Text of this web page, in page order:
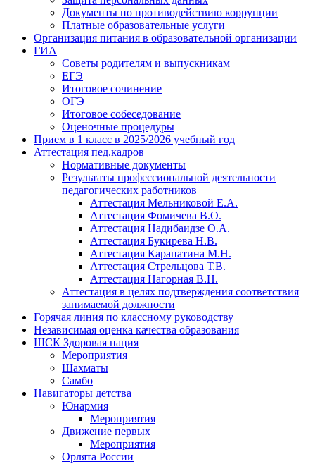
Документы по противодействию коррупции
Платные образовательные услуги
Организация питания в образовательной организации
ГИА
Советы родителям и выпускникам
ЕГЭ
Итоговое сочинение
ОГЭ
Итоговое собеседование
Оценочные процедуры
Прием в 1 класс в 2025/2026 учебный год
Аттестация пед.кадров
Нормативные документы
Результаты профессиональной деятельности
педагогических работников
Аттестация Мельниковой Е.А.
Аттестация Фомичева В.О.
Аттестация Надибаидзе О.А.
Аттестация Букирева Н.В.
Аттестация Карапатина М.Н.
Аттестация Стрельцова Т.В.
Аттестация Нагорная В.Н.
Аттестация в целях подтверждения соответствия
занимаемой должности
Горячая линия по классному руководству
Независимая оценка качества образования
ШСК Здоровая нация
Мероприятия
Шахматы
Самбо
Навигаторы детства
Юнармия
Мероприятия
Движение первых
Мероприятия
Орлята России